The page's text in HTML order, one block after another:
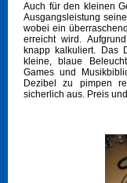
Auch für den kleinen
Ausgangsleistung
wobei ein
erreicht wird.
knapp kalkuliert. Das
kleine, blaue
Games und
Dezibel zu pimpen
sicherlich aus. Preis